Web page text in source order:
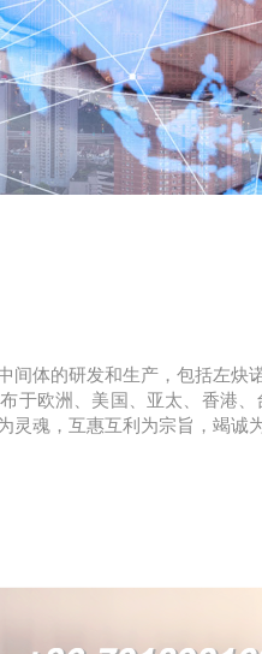
间体的研发和生产，包括左
于欧洲、美国、亚太、香港
魂，互惠互利为宗旨，竭诚